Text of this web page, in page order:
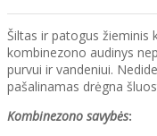
Šiltas ir patogus žieminis
kombinezono audinys
purvui ir vandeniui.
pašalinamas drėgna
Kombinezono savybės: